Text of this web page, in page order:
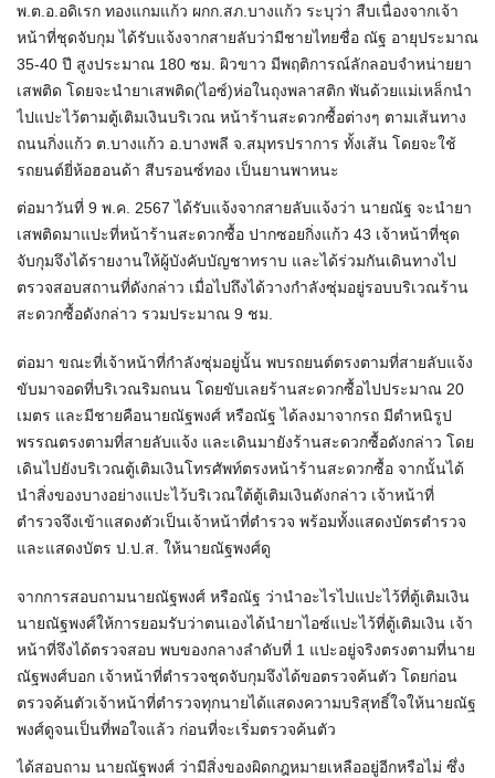
พ.ต.อ.อดิเรก ทองแกมแก้ว ผกก.สภ.บางแก้ว ระบุว่า สืบเนื่องจากเจ้า
หน้าที่ชุดจับกุม ได้รับแจ้งจากสายลับว่ามีชายไทยชื่อ ณัฐ อายุประมาณ
35-40 ปี สูงประมาณ 180 ซม. ผิวขาว มีพฤติการณ์ลักลอบจำหน่ายยา
เสพติด โดยจะนำยาเสพติด(ไอซ์)ห่อในถุงพลาสติก พันด้วยแม่เหล็กนำ
ไปแปะไว้ตามตู้เติมเงินบริเวณ หน้าร้านสะดวกซื้อต่างๆ ตามเส้นทาง
ถนนกิ่งแก้ว ต.บางแก้ว อ.บางพลี จ.สมุทรปราการ ทั้งเส้น โดยจะใช้
รถยนต์ยี่ห้อฮอนด้า สีบรอนซ์ทอง เป็นยานพาหนะ
ต่อมาวันที่ 9 พ.ค. 2567 ได้รับแจ้งจากสายลับแจ้งว่า นายณัฐ จะนำยา
เสพติดมาแปะที่หน้าร้านสะดวกซื้อ ปากซอยกิ่งแก้ว 43 เจ้าหน้าที่ชุด
จับกุมจึงได้รายงานให้ผู้บังคับบัญชาทราบ และได้ร่วมกันเดินทางไป
ตรวจสอบสถานที่ดังกล่าว เมื่อไปถึงได้วางกำลังซุ่มอยู่รอบบริเวณร้าน
สะดวกซื้อดังกล่าว รวมประมาณ 9 ชม.
ต่อมา ขณะที่เจ้าหน้าที่กำลังซุ่มอยู่นั้น พบรถยนต์ตรงตามที่สายลับแจ้ง
ขับมาจอดที่บริเวณริมถนน โดยขับเลยร้านสะดวกซื้อไปประมาณ 20
เมตร และมีชายคือนายณัฐพงศ์ หรือณัฐ ได้ลงมาจากรถ มีตำหนิรูป
พรรณตรงตามที่สายลับแจ้ง และเดินมายังร้านสะดวกซื้อดังกล่าว โดย
เดินไปยังบริเวณตู้เติมเงินโทรศัพท์ตรงหน้าร้านสะดวกซื้อ จากนั้นได้
นำสิ่งของบางอย่างแปะไว้บริเวณใต้ตู้เติมเงินดังกล่าว เจ้าหน้าที่
ตำรวจจึงเข้าแสดงตัวเป็นเจ้าหน้าที่ตำรวจ พร้อมทั้งแสดงบัตรตำรวจ
และแสดงบัตร ป.ป.ส. ให้นายณัฐพงศ์ดู
จากการสอบถามนายณัฐพงศ์ หรือณัฐ ว่านำอะไรไปแปะไว้ที่ตู้เติมเงิน
นายณัฐพงศ์ให้การยอมรับว่าตนเองได้นำยาไอซ์แปะไว้ที่ตู้เติมเงิน เจ้า
หน้าที่จึงได้ตรวจสอบ พบของกลางลำดับที่ 1 แปะอยู่จริงตรงตามที่นาย
ณัฐพงศ์บอก เจ้าหน้าที่ตำรวจชุดจับกุมจึงได้ขอตรวจค้นตัว โดยก่อน
ตรวจค้นตัวเจ้าหน้าที่ตำรวจทุกนายได้แสดงความบริสุทธิ์ใจให้นายณัฐ
พงศ์ดูจนเป็นที่พอใจแล้ว ก่อนที่จะเริ่มตรวจค้นตัว
ได้สอบถาม นายณัฐพงศ์ ว่ามีสิ่งของผิดกฎหมายเหลืออยู่อีกหรือไม่ ซึ่ง